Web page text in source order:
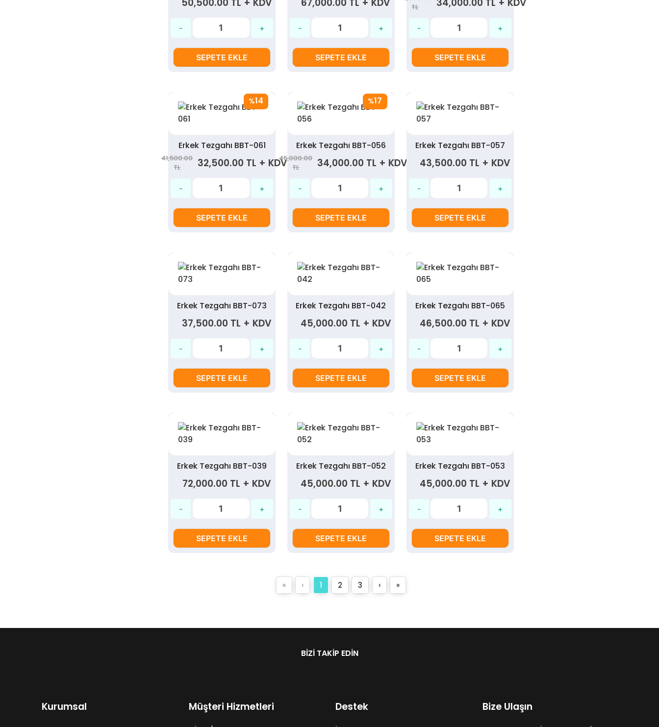
50,500.00 TL + KDV
SEPETE EKLE
67,000.00 TL + KDV
SEPETE EKLE
TL
34,000.00 TL + KDV
SEPETE EKLE
%14
Erkek Tezgahı BBT-061
41,500.00
TL
32,500.00 TL + KDV
SEPETE EKLE
%17
Erkek Tezgahı BBT-056
45,000.00
TL
34,000.00 TL + KDV
SEPETE EKLE
Erkek Tezgahı BBT-057
43,500.00 TL + KDV
SEPETE EKLE
Erkek Tezgahı BBT-073
37,500.00 TL + KDV
SEPETE EKLE
Erkek Tezgahı BBT-042
45,000.00 TL + KDV
SEPETE EKLE
Erkek Tezgahı BBT-065
46,500.00 TL + KDV
SEPETE EKLE
Erkek Tezgahı BBT-039
72,000.00 TL + KDV
SEPETE EKLE
Erkek Tezgahı BBT-052
45,000.00 TL + KDV
SEPETE EKLE
Erkek Tezgahı BBT-053
45,000.00 TL + KDV
SEPETE EKLE
« ‹ 1 2 3 › »
BIZI TAKIP EDIN
Kurumsal Müşteri Hizmetleri Destek Bize Ulaşın